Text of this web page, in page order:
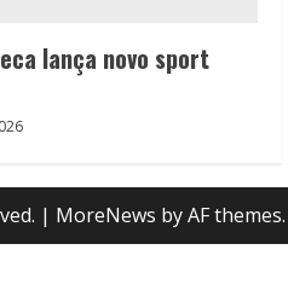
lança novo sport
| MoreNews by AF themes.